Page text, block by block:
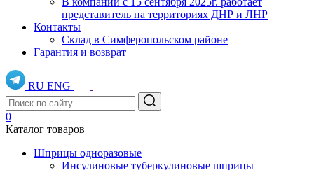
представитель на территориях ДНР и ЛНР
Контакты
Склад в Симферопольском районе
Гарантия и возврат
RU ENG
0
Каталог товаров
Шприцы одноразовые
Инсулиновые туберкулиновые шприцы